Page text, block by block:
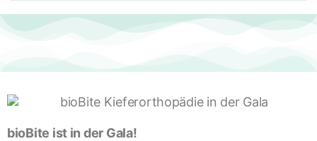
bioBite ist in der Gala!